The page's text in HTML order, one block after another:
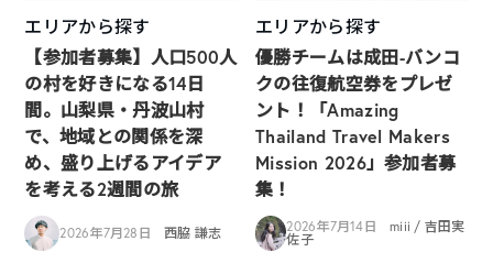
エリアから探す
【参加者募集】人口500人
の村を好きになる14日
間。山梨県・丹波山村
で、地域との関係を深
め、盛り上げるアイデア
を考える2週間の旅
2026年7月28日 西脇 謙志
エリアから探す
優勝チームは成田-バンコ
クの往復航空券をプレゼ
ント！「Amazing
Thailand Travel Makers
Mission 2026」参加者募
集！
2026年7月14日
miii / 吉田実
佐子